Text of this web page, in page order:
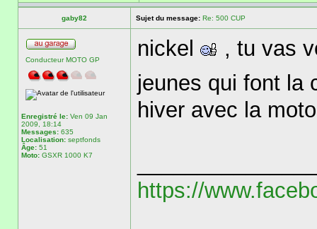
gaby82 Sujet du message: Re: 500 CUP
Conducteur MOTO GP
Enregistré le: Ven 09 Jan
2009, 18:14
Messages: 635
Localisation: septfonds
Âge: 51
Moto: GSXR 1000 K7
nickel
, tu vas
jeunes qui font la
hiver avec la
https://